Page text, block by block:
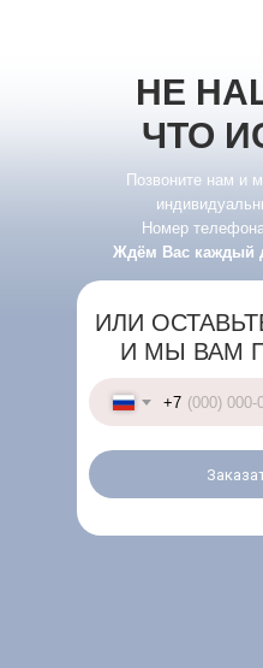
НЕ
ЧТО
Позвоните нам и
Номер
Ждём Вас каждый
ИЛИ
И МЫ ВАМ
+7